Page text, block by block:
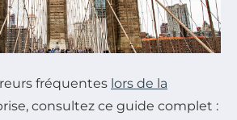
fréquentes lors de la
consultez ce guide complet :